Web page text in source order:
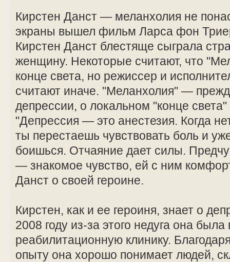
Кирстен Данст — меланхолия не
экраны вышел фильм Ларса фон
Кирстен Данст блестяще сыграла
женщину. Некоторые считают, что
конце света, но режиссер и
считают иначе. "Меланхолия" —
депрессии, о локальном "конце света"
"Депрессия — это анестезия. Когда
ты перестаешь чувствовать боль и
боишься. Отчаяние дает силы.
— знакомое чувство, ей с ним
Данст о своей героине.
Кирстен, как и ее героиня, знает о
2008 году из-за этого недуга она
реабилитационную клинику.
опыту она хорошо понимает людей,